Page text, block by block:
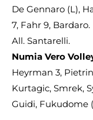
De Gennaro (L),
7, Fahr 9,
All. Santarelli.
Numia Vero
Heyrman 3,
Kurtagic, Smrek,
Guidi, Fukudome